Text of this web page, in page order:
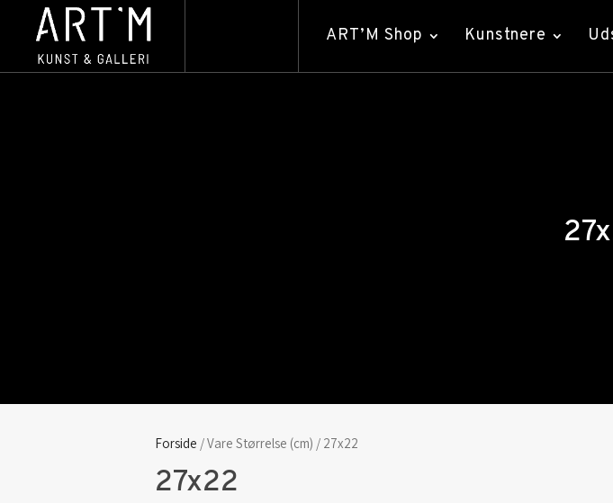
ART’M Shop Kunstnere
Forside / Vare Størrelse (cm) / 27x22
27x22